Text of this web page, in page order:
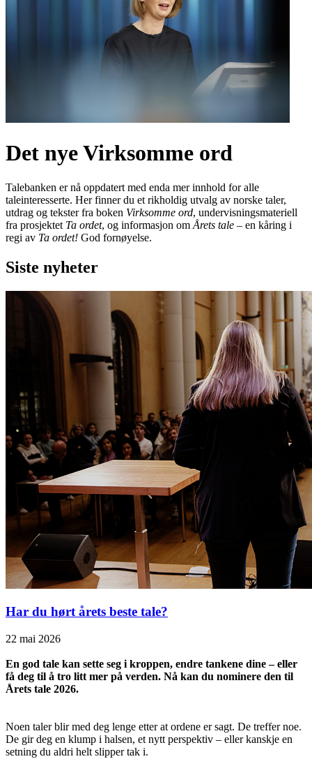
Det nye Virksomme ord
Talebanken er nå oppdatert med enda mer innhold for alle
taleinteresserte. Her finner du et rikholdig utvalg av norske taler,
utdrag og tekster fra boken Virksomme ord, undervisningsmateriell
fra prosjektet Ta ordet, og informasjon om Årets tale – en kåring i
regi av Ta ordet! God fornøyelse.
Siste nyheter
Har du hørt årets beste tale?
22 mai 2026
En god tale kan sette seg i kroppen, endre tankene dine – eller
få deg til å tro litt mer på verden. Nå kan du nominere den til
Årets tale 2026.
Noen taler blir med deg lenge etter at ordene er sagt. De treffer noe.
De gir deg en klump i halsen, et nytt perspektiv – eller kanskje en
setning du aldri helt slipper tak i.